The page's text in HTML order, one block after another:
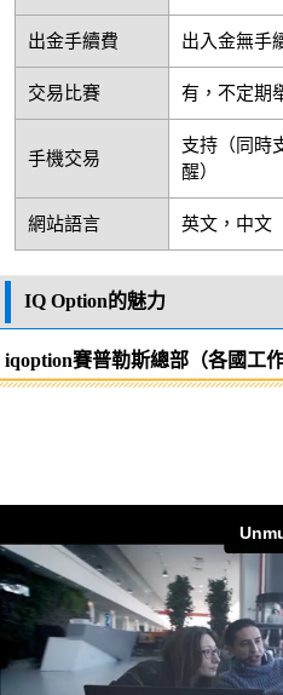
出金手續費 出入金無手
交易比賽 有，不定期
手機交易
支持（同時
醒）
網站語言 英文，中文
IQ Option的魅力
iqoption賽普勒斯總部（各國工